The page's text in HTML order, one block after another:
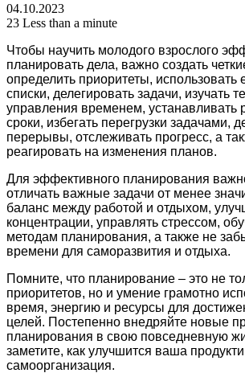
04.10.2023
23 Less than a minute
Чтобы научить молодого взрослого
планировать дела, важно создать
определить приоритеты,
списки, делегировать задачи, изучать
управления временем, устанавливать
сроки, избегать перегрузки задачами,
перерывы, отслеживать прогресс, а
реагировать на изменения планов.
Для эффективного планирования
отличать важные задачи от менее
баланс между работой и отдыхом,
концентрации, управлять стрессом,
методам планирования, а также не
времени для саморазвития и отдыха.
Помните, что планирование – это не
приоритетов, но и умение грамотно
время, энергию и ресурсы для
целей. Постепенно внедряйте новые
планирования в свою повседневную
заметите, как улучшится ваша
самоорганизация.